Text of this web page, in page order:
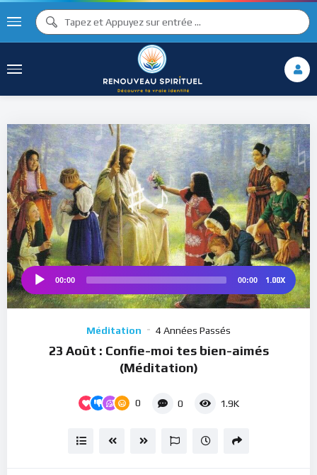
♫ ♩
♩
♯ ♪ ♯ ♬
♫
♮
Audio
00:00 00:00 1.00X
Méditation 4 Années Passés
23 Août : Confie-moi tes bien-aimés
(Méditation)
0 0 1.9K